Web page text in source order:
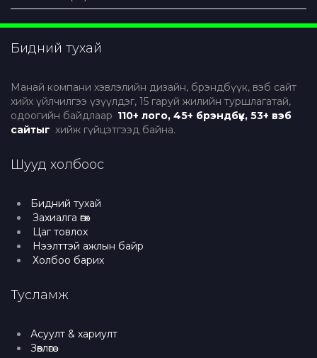
Бидний тухай
Манай компани хэвлэлийн дизайн, брэндбүүк, вэб сайт
хийх үйлчилгээ үзүүлдэг, 15 гаруй жилийн туршлагатай,
одоогийн байдлаар 110+ лого, 45+ брэндбүүк, 53+ вэб
сайтыг хийж гүйцэтгээд байна.
Шууд холбоос
Бидний тухай
Захиалга өгөх
Цаг товлох
Нээлттэй ажлын байр
Холбоо барих
Тусламж
Асуулт & хариулт
Зөвлөгөө